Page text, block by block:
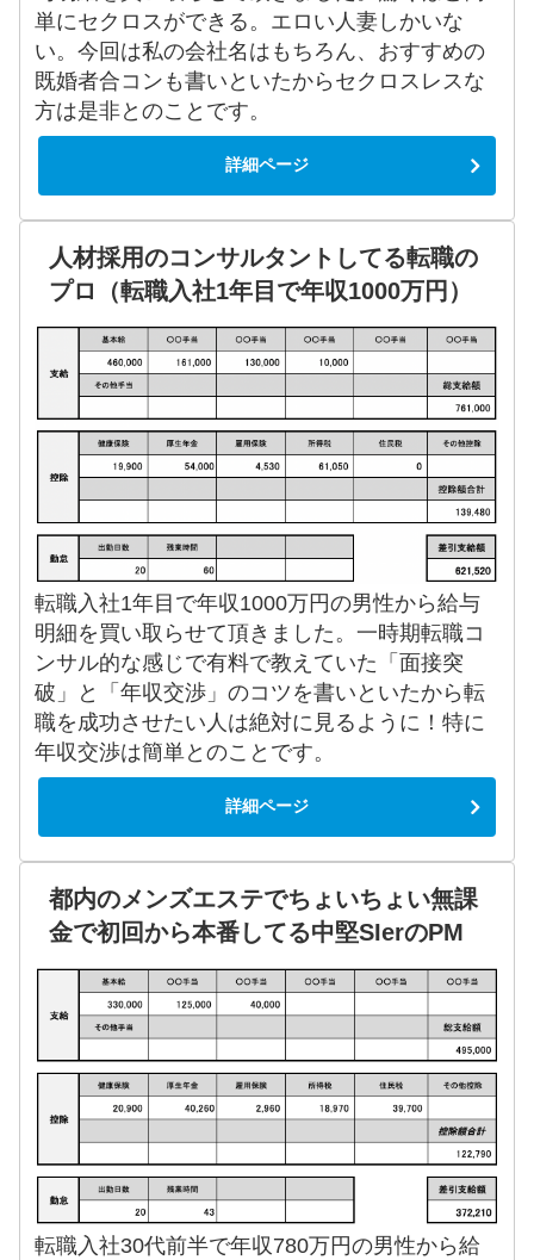
単にセクロスができる。エロい人妻しかいな
い。今回は私の会社名はもちろん、おすすめの
既婚者合コンも書いといたからセクロスレスな
方は是非とのことです。
詳細ページ
人材採用のコンサルタントしてる転職の
プロ（転職入社1年目で年収1000万円）
転職入社1年目で年収1000万円の男性から給与
明細を買い取らせて頂きました。一時期転職コ
ンサル的な感じで有料で教えていた「面接突
破」と「年収交渉」のコツを書いといたから転
職を成功させたい人は絶対に見るように！特に
年収交渉は簡単とのことです。
詳細ページ
都内のメンズエステでちょいちょい無課
金で初回から本番してる中堅SIerのPM
転職入社30代前半で年収780万円の男性から給